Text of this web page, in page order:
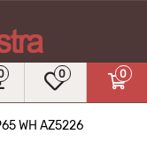
0 0
WH AZ5226